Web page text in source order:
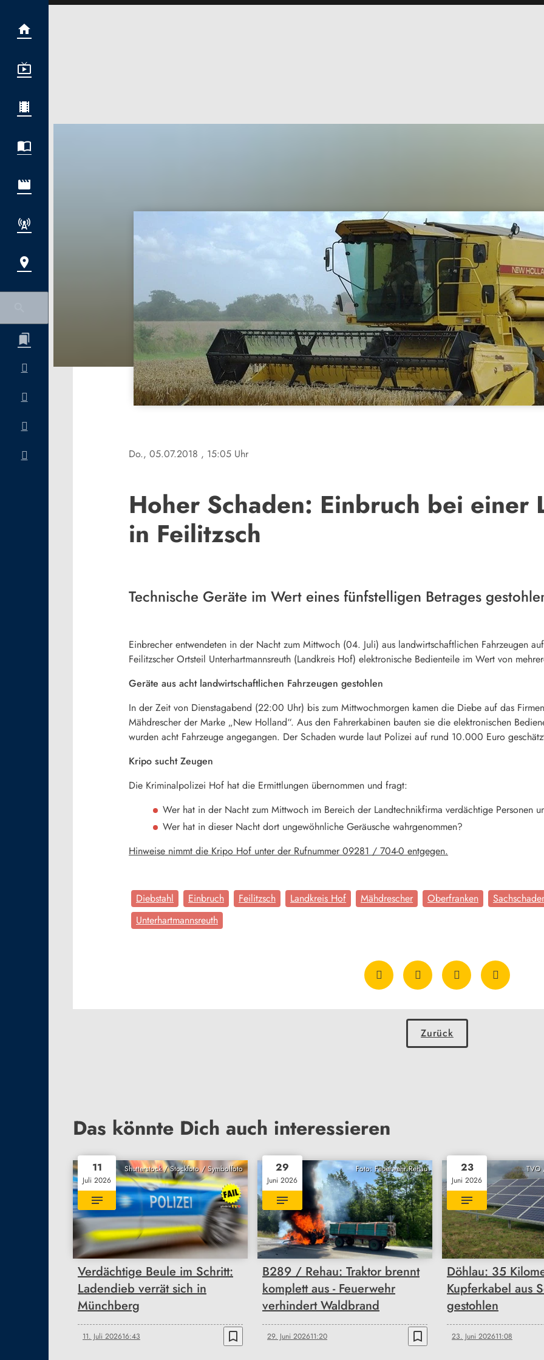
Do., 05.07.2018 , 15:05 Uhr
Hoher Schaden: Einbruch bei einer
in Feilitzsch
Technische Geräte im Wert eines fünfstelligen Betrages
Einbrecher entwendeten in der Nacht zum Mittwoch (04. Juli) aus landwirtschaftlichen Fahrzeugen
Feilitzscher Ortsteil Unterhartmannsreuth (Landkreis Hof) elektronische Bedienteile im Wert von
Geräte aus acht landwirtschaftlichen Fahrzeugen gestohlen
In der Zeit von Dienstagabend (22:00 Uhr) bis zum Mittwochmorgen kamen die Diebe auf das
Mähdrescher der Marke „New Holland“. Aus den Fahrerkabinen bauten sie die elektronischen
wurden acht Fahrzeuge angegangen. Der Schaden wurde laut Polizei auf rund 10.000 Euro
Kripo sucht Zeugen
Die Kriminalpolizei Hof hat die Ermittlungen übernommen und fragt:
Wer hat in der Nacht zum Mittwoch im Bereich der Landtechnikfirma verdächtige Personen
Wer hat in dieser Nacht dort ungewöhnliche Geräusche wahrgenommen?
Hinweise nimmt die Kripo Hof unter der Rufnummer 09281 / 704-0 entgegen.
Diebstahl Einbruch Feilitzsch Landkreis Hof Mähdrescher Oberfranken
Unterhartmannsreuth
Zurück
Das könnte Dich auch interessieren
Shutterstock / Stockfoto / Symbolfoto
11
Juli 2026
Verdächtige Beule im Schritt:
Ladendieb verrät sich in
Münchberg
11. Juli 202616:43 bookmark_border
Foto: Feuerwehr Rehau
29
Juni 2026
B289 / Rehau: Traktor brennt
komplett aus - Feuerwehr
verhindert Waldbrand
29. Juni 202611:20 bookmark_border
TVO
23
Juni 2026
Döhlau: 35
Kupferkabel aus
gestohlen
23. Juni 202611:08